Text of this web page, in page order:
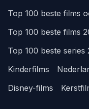
Top 100 beste films
Top 100 beste films
Top 100 beste series
Kinderfilms
Disney-films